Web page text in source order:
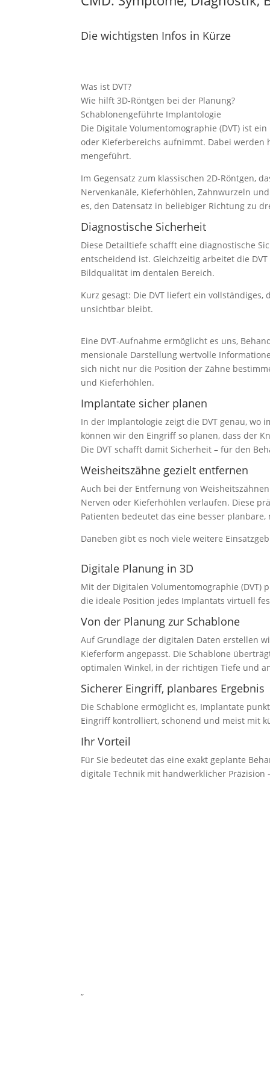
Die wichtigsten Infos in Kürze
Was ist DVT?
Wie hilft 3D-Röntgen bei der Planung?
Schablo­nen­ge­führte Implan­to­logie
Die Digitale Volumen­to­mo­graphie (DVT) ist
oder Kiefer­be­reichs aufnimmt. Dabei
men­ge­führt.
Im Gegensatz zum klassi­schen 2D-Röntgen,
Nerven­kanäle, Kiefer­höhlen, Zahnwurzeln
es, den Datensatz in belie­biger Richtung zu
Diagnos­tische Sicherheit
Diese Detail­tiefe schafft eine diagnos­tische
entscheidend ist. Gleich­zeitig arbeitet die
Bildqua­lität im dentalen Bereich.
Kurz gesagt: Die DVT liefert ein
unsichtbar bleibt.
Eine DVT-Aufnahme ermög­licht es uns,
men­sionale Darstellung wertvolle
sich nicht nur die Position der Zähne
und Kiefer­höhlen.
Implantate sicher planen
In der Implan­to­logie zeigt die DVT genau,
können wir den Eingriff so planen, dass der
Die DVT schafft damit Sicherheit – für den
Weisheits­zähne gezielt entfernen
Auch bei der Entfernung von
Nerven oder Kiefer­höhlen verlaufen. Diese
Patienten bedeutet das eine besser
Daneben gibt es noch viele weitere
Digitale Planung in 3D
Mit der Digitalen Volumen­to­mo­graphie (DVT)
die ideale Position jedes Implantats virtuell
Von der Planung zur Schablone
Auf Grundlage der digitalen Daten erstellen
Kieferform angepasst. Die Schablone
optimalen Winkel, in der richtigen Tiefe und
Sicherer Eingriff, planbares Ergebnis
Die Schablone ermög­licht es, Implantate
Eingriff kontrol­liert, schonend und meist mit
Ihr Vorteil
Für Sie bedeutet das eine exakt geplante
digitale Technik mit handwerk­licher
”